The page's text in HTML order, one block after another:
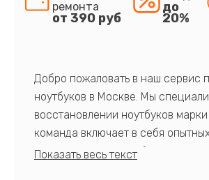
ремонта
от 390 руб
до
20%
Добро пожаловать в наш сервис
ноутбуков в Москве. Мы
восстановлении ноутбуков
команда включает в себя
профессионалов с обширными